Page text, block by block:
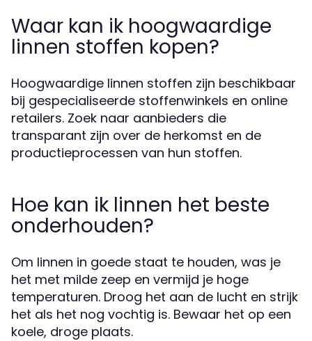
Waar kan ik hoogwaardige
linnen stoffen kopen?
Hoogwaardige linnen stoffen zijn beschikbaar
bij gespecialiseerde stoffenwinkels en online
retailers. Zoek naar aanbieders die
transparant zijn over de herkomst en de
productieprocessen van hun stoffen.
Hoe kan ik linnen het beste
onderhouden?
Om linnen in goede staat te houden, was je
het met milde zeep en vermijd je hoge
temperaturen. Droog het aan de lucht en strijk
het als het nog vochtig is. Bewaar het op een
koele, droge plaats.